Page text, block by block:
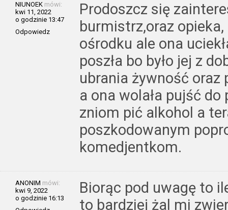
NIUNOEK mówi:
kwi 11, 2022
o godzinie 13:47
Odpowiedz
Prodoszcz się
burmistrz,oraz
ośrodku ale ona
poszła bo było jej z
ubrania żywność
a ona wolała pujść
zniom pić alkohol a
poszkodowanym
komedjentkom.
ANONIM mówi:
kwi 9, 2022
o godzinie 16:13
Biorąc pod uwagę to
to bardziej żal mi